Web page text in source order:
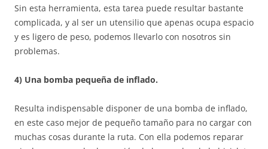
Sin esta herramienta, esta tarea puede resultar bastante
complicada, y al ser un utensilio que apenas ocupa espacio
y es ligero de peso, podemos llevarlo con nosotros sin
problemas.
4) Una bomba pequeña de inflado.
Resulta indispensable disponer de una bomba de inflado,
en este caso mejor de pequeño tamaño para no cargar con
muchas cosas durante la ruta. Con ella podemos reparar